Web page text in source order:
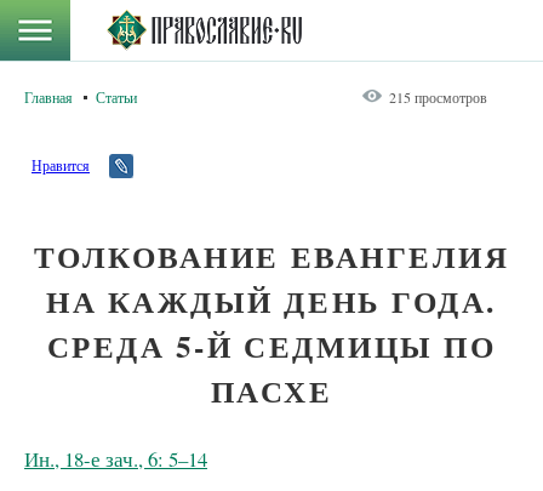
Главная Статьи 215 просмотров
Нравится
ТОЛКОВАНИЕ ЕВАНГЕЛИЯ
НА КАЖДЫЙ ДЕНЬ ГОДА.
СРЕДА 5-Й СЕДМИЦЫ ПО
ПАСХЕ
Ин., 18-е зач., 6: 5–14